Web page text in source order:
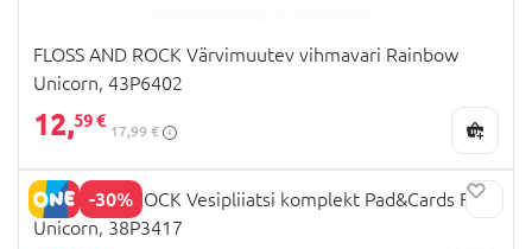
FLOSS AND ROCK Värvimuutev vihmavari Rainbow
Unicorn, 43P6402
12,59 €
17,99 €
-30%
FLOSS AND ROCK Vesipliiatsi komplekt Pad&Cards Fairy
Unicorn, 38P3417